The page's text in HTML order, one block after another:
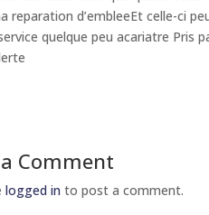
reparation d’embleeEt celle-ci
quelque peu acariatre Pris
Comment
logged in to post a comment.